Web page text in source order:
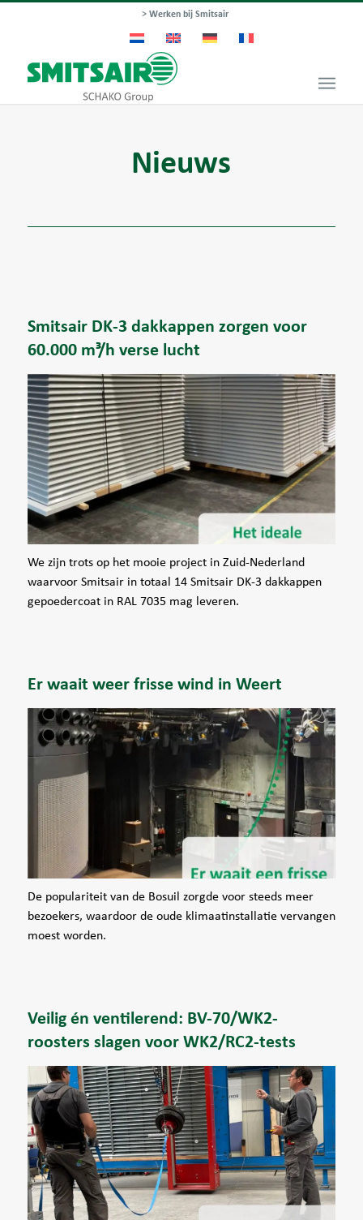
> Werken bij Smitsair
Nieuws
Smitsair DK-3 dakkappen zorgen voor
60.000 m³/h verse lucht
We zijn trots op het mooie project in Zuid-Nederland
waarvoor Smitsair in totaal 14 Smitsair DK-3 dakkappen
gepoedercoat in RAL 7035 mag leveren.
Er waait weer frisse wind in Weert
De populariteit van de Bosuil zorgde voor steeds meer
bezoekers, waardoor de oude klimaatinstallatie vervangen
moest worden.
Veilig én ventilerend: BV-70/WK2-
roosters slagen voor WK2/RC2-tests